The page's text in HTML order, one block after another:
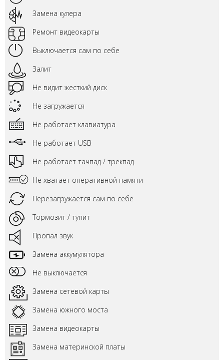
Замена кулера
Ремонт видеокарты
Выключается сам по себе
Залит
Не видит жесткий диск
Не загружается
Не работает клавиатура
Не работает USB
Не работает тачпад / трекпад
Не хватает оперативной памяти
Перезагружается сам по себе
Тормозит / тупит
Пропал звук
Замена аккумулятора
Не выключается
Замена сетевой карты
Замена южного моста
Замена видеокарты
Замена материнской платы